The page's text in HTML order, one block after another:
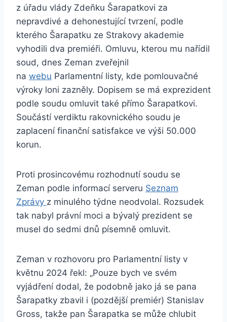
z úřadu vlády Zdeňku Šarapatkovi za
nepravdivé a dehonestující tvrzení, podle
kterého Šarapatku ze Strakovy akademie
vyhodili dva premiéři. Omluvu, kterou mu nařídil
soud, dnes Zeman zveřejnil
na webu Parlamentní listy, kde pomlouvačné
výroky loni zazněly. Dopisem se má exprezident
podle soudu omluvit také přímo Šarapatkovi.
Součástí verdiktu rakovnického soudu je
zaplacení finanční satisfakce ve výši 50.000
korun.
Proti prosincovému rozhodnutí soudu se
Zeman podle informací serveru Seznam
Zprávy z minulého týdne neodvolal. Rozsudek
tak nabyl právní moci a bývalý prezident se
musel do sedmi dnů písemně omluvit.
Zeman v rozhovoru pro Parlamentní listy v
květnu 2024 řekl: „Pouze bych ve svém
vyjádření dodal, že podobně jako já se pana
Šarapatky zbavil i (pozdější premiér) Stanislav
Gross, takže pan Šarapatka se může chlubit